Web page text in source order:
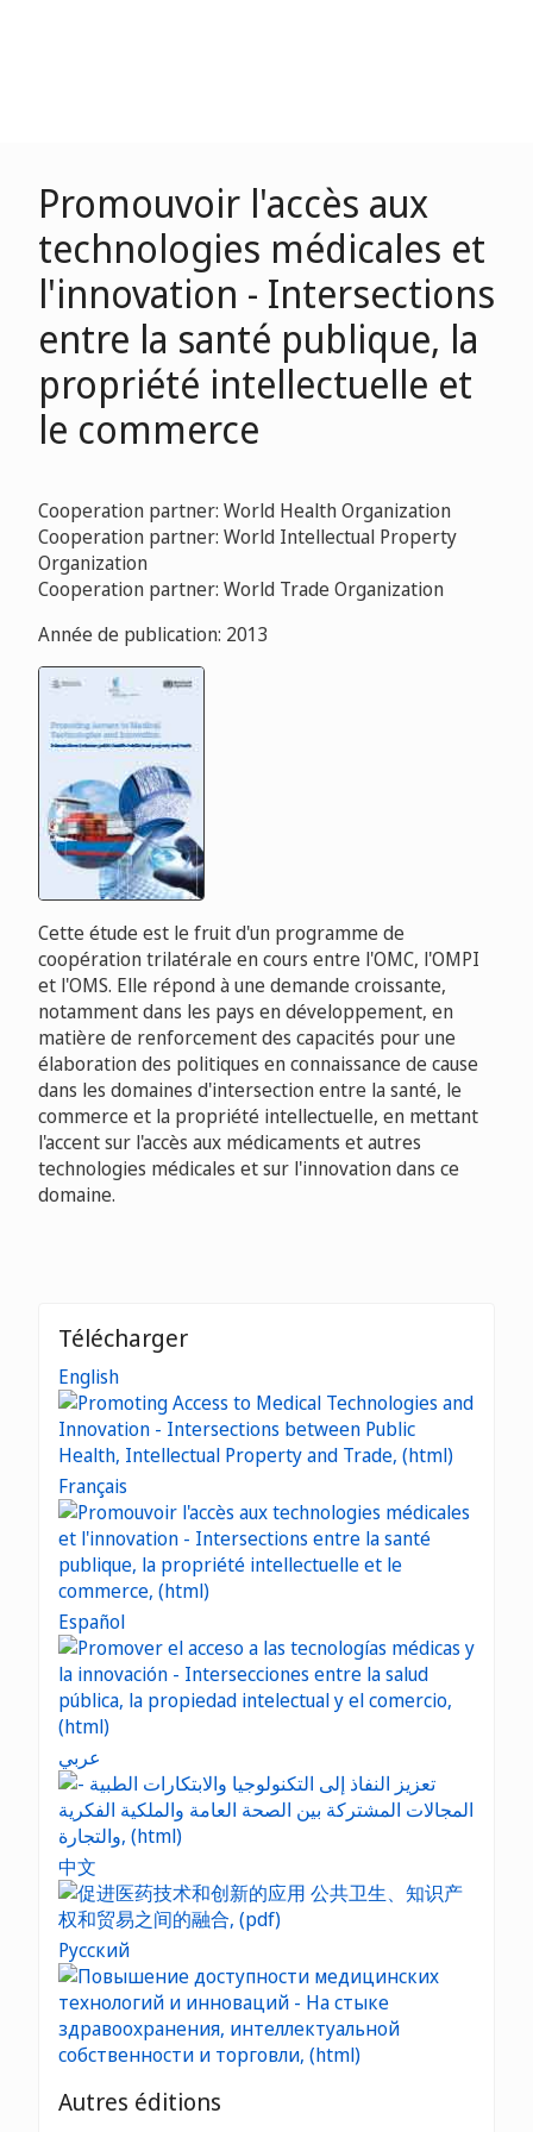
Promouvoir l'accès aux
technologies médicales et
l'innovation - Intersections
entre la santé publique, la
propriété intellectuelle et
le commerce
Cooperation partner: World Health Organization
Cooperation partner: World Intellectual Property
Organization
Cooperation partner: World Trade Organization
Année de publication: 2013
Cette étude est le fruit d'un programme de
coopération trilatérale en cours entre l'OMC, l'OMPI
et l'OMS. Elle répond à une demande croissante,
notamment dans les pays en développement, en
matière de renforcement des capacités pour une
élaboration des politiques en connaissance de cause
dans les domaines d'intersection entre la santé, le
commerce et la propriété intellectuelle, en mettant
l'accent sur l'accès aux médicaments et autres
technologies médicales et sur l'innovation dans ce
domaine.
Télécharger
English
Français
Español
عربي
中文
Русский
Autres éditions